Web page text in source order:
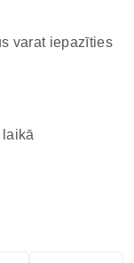
varat iepazīties